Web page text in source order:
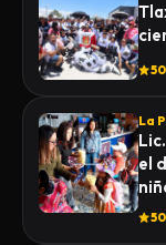
50
La
el
50